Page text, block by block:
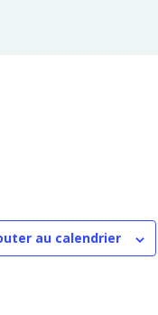
au calendrier